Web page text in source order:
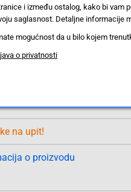
- 62
SE
na upit!
o proizvodu
i između ostalog, kako bi vam
saglasnost. Detaljne informacije
mogućnost da u bilo kojem
o privatnosti